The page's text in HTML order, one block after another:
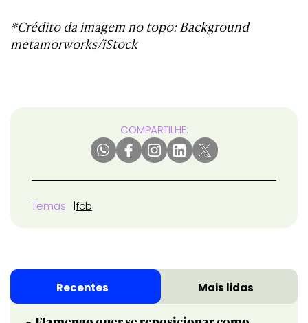
*Crédito da imagem no topo: Background
metamorworks/iStock
COMPARTILHE:
Temas fcb
Recentes Mais lidas